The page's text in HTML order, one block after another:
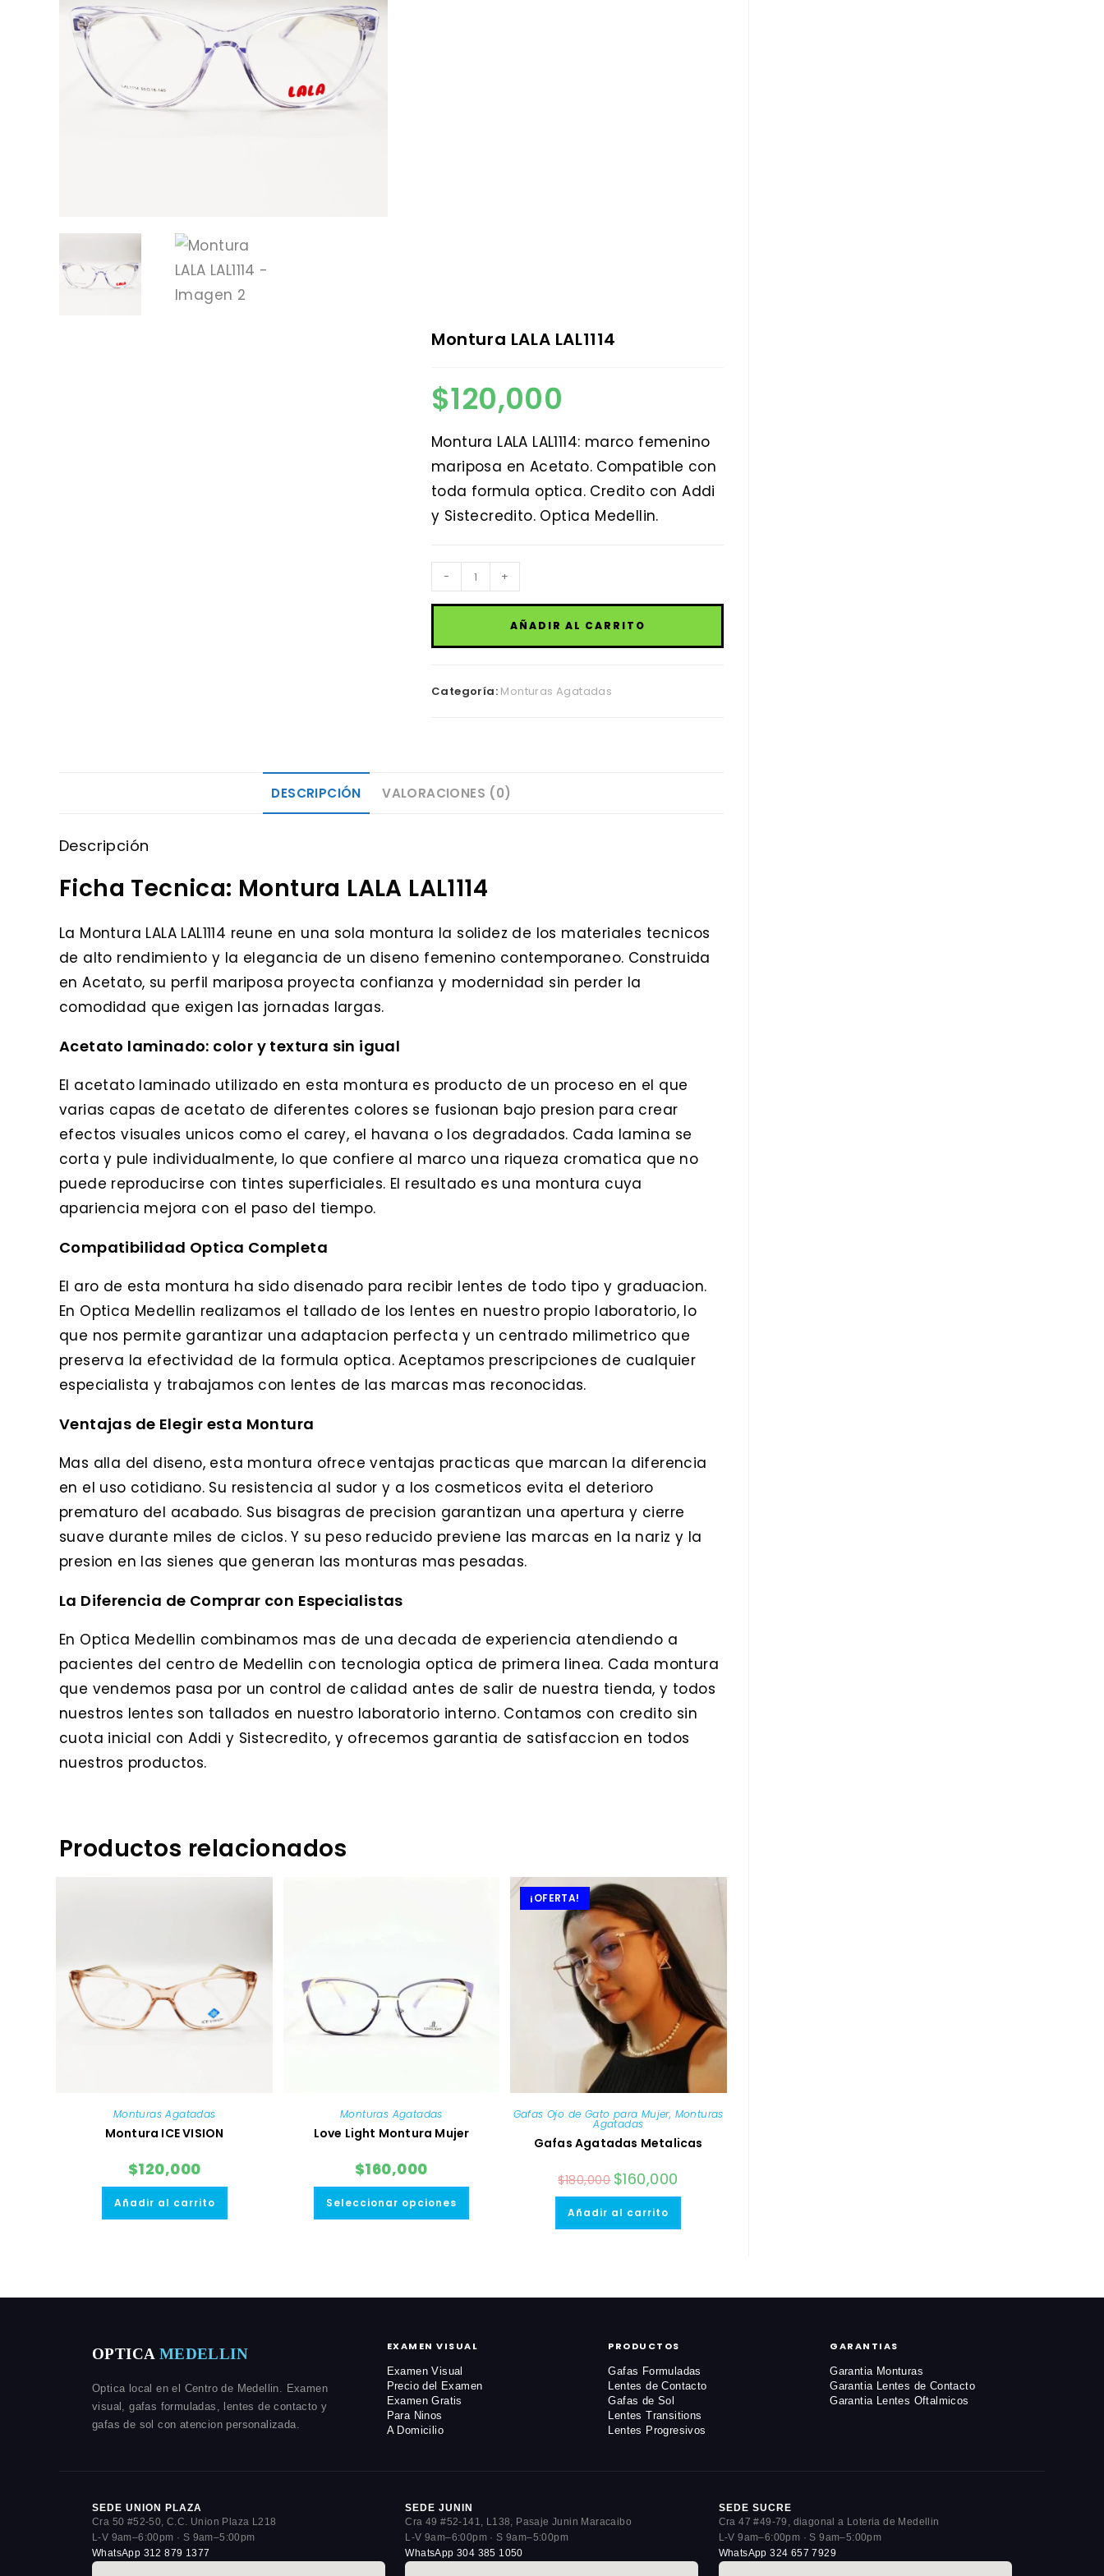
Montura LALA LAL1114
$120,000
Montura LALA LAL1114: marco femenino
mariposa en Acetato. Compatible con
toda formula optica. Credito con Addi
y Sistecredito. Optica Medellin.
Montura
LALA
- +
AÑADIR AL CARRITO
Categoría: Monturas Agatadas
DESCRIPCIÓN VALORACIONES (0)
Descripción
Ficha Tecnica: Montura LALA LAL1114
La Montura LALA LAL1114 reune en una sola montura la solidez de los materiales tecnicos
de alto rendimiento y la elegancia de un diseno femenino contemporaneo. Construida
en Acetato, su perfil mariposa proyecta confianza y modernidad sin perder la
comodidad que exigen las jornadas largas.
Acetato laminado: color y textura sin igual
El acetato laminado utilizado en esta montura es producto de un proceso en el que
varias capas de acetato de diferentes colores se fusionan bajo presion para crear
efectos visuales unicos como el carey, el havana o los degradados. Cada lamina se
corta y pule individualmente, lo que confiere al marco una riqueza cromatica que no
puede reproducirse con tintes superficiales. El resultado es una montura cuya
apariencia mejora con el paso del tiempo.
Compatibilidad Optica Completa
El aro de esta montura ha sido disenado para recibir lentes de todo tipo y graduacion.
En Optica Medellin realizamos el tallado de los lentes en nuestro propio laboratorio, lo
que nos permite garantizar una adaptacion perfecta y un centrado milimetrico que
preserva la efectividad de la formula optica. Aceptamos prescripciones de cualquier
especialista y trabajamos con lentes de las marcas mas reconocidas.
Ventajas de Elegir esta Montura
Mas alla del diseno, esta montura ofrece ventajas practicas que marcan la diferencia
en el uso cotidiano. Su resistencia al sudor y a los cosmeticos evita el deterioro
prematuro del acabado. Sus bisagras de precision garantizan una apertura y cierre
suave durante miles de ciclos. Y su peso reducido previene las marcas en la nariz y la
presion en las sienes que generan las monturas mas pesadas.
La Diferencia de Comprar con Especialistas
En Optica Medellin combinamos mas de una decada de experiencia atendiendo a
pacientes del centro de Medellin con tecnologia optica de primera linea. Cada montura
que vendemos pasa por un control de calidad antes de salir de nuestra tienda, y todos
nuestros lentes son tallados en nuestro laboratorio interno. Contamos con credito sin
cuota inicial con Addi y Sistecredito, y ofrecemos garantia de satisfaccion en todos
nuestros productos.
Productos relacionados
Monturas Agatadas
Montura ICE VISION
$120,000
Añadir al carrito
Monturas Agatadas
Love Light Montura Mujer
$160,000
Seleccionar opciones
Este
elegir
de
producto
¡OFERTA!
Gafas Ojo de Gato para Mujer, Monturas
Agatadas
Gafas Agatadas Metalicas
$180,000 El
precio
original
era:
$160,000
actual
Añadir al carrito
OPTICA MEDELLIN
Optica local en el Centro de Medellin. Examen
visual, gafas formuladas, lentes de contacto y
gafas de sol con atencion personalizada.
EXAMEN VISUAL
Examen Visual
Precio del Examen
Examen Gratis
Para Ninos
A Domicilio
PRODUCTOS
Gafas Formuladas
Lentes de Contacto
Gafas de Sol
Lentes Transitions
Lentes Progresivos
GARANTIAS
Garantia Monturas
Garantia Lentes de Contacto
Garantia Lentes Oftalmicos
SEDE UNION PLAZA
Cra 50 #52-50, C.C. Union Plaza L218
L-V 9am–6:00pm · S 9am–5:00pm
WhatsApp 312 879 1377
SEDE JUNIN
Cra 49 #52-141, L138, Pasaje Junin Maracaibo
L-V 9am–6:00pm · S 9am–5:00pm
WhatsApp 304 385 1050
SEDE SUCRE
Cra 47 #49-79, diagonal a Loteria de Medellin
L-V 9am–6:00pm · S 9am–5:00pm
WhatsApp 324 657 7929